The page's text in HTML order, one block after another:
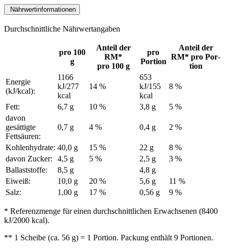
Nährwertinformationen
Durchschnittliche Nährwertangaben
pro 100
g
Anteil der
RM*
pro 100 g
pro
Por­tion
Anteil der
RM* pro Por­
tion
Energie
(kJ/kcal):
1166
kJ/277
kcal
14 %
653
kJ/155
kcal
8 %
Fett: 6,7 g 10 % 3,8 g
5 %
davon
gesättigte
Fettsäuren:
0,7 g 4 % 0,4 g 2 %
Kohlenhydrate: 40,0 g 15 % 22 g
8 %
davon Zucker:
4,5 g 5 % 2,5 g
3 %
Ballaststoffe:
8,5 g
4,8 g
Eiweiß:
10,0 g 20 % 5,6 g
11 %
Salz:
1,00 g 17 % 0,56 g 9 %
* Referenzmenge für einen durchschnittlichen Erwachsenen (8400
kJ/2000 kcal).
** 1 Scheibe (ca. 56 g) = 1 Portion. Packung enthält 9 Portionen.